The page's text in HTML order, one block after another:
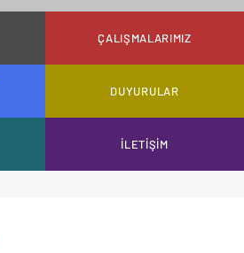
ÇALIŞMALARIMIZ
DUYURULAR
İLETİŞİM